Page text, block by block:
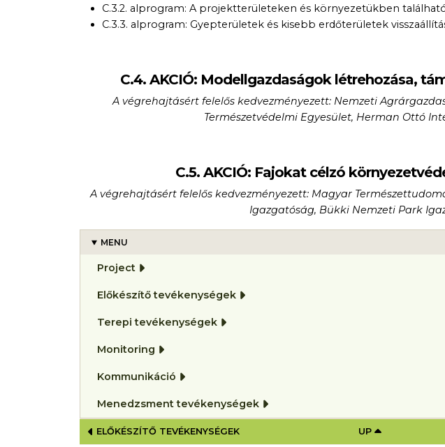
C.3.2. alprogram: A projektterületeken és környezetükben
C.3.3. alprogram: Gyepterületek és kisebb erdőterületek
C.4. AKCIÓ: Modellgazdaságok létrehozása,
A végrehajtásért felelős kedvezményezett: Nemzeti
Természetvédelmi Egyesület, Herman Ottó
C.5. AKCIÓ: Fajokat célzó
A végrehajtásért felelős kedvezményezett: Magyar
Igazgatóság, Bükki Nemzeti Park
MENU
Project
Előkészítő tevékenységek
Terepi tevékenységek
Monitoring
Kommunikáció
Menedzsment tevékenységek
BOOK TRAVERSAL LINKS FOR TEREPI
ELŐKÉSZÍTŐ TEVÉKENYSÉGEK UP